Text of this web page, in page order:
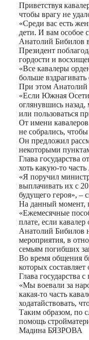
Приветствуя
чтобы врагу не
«Среди вас есть
дети. И вам особое
Анатолий Бибилов
Президент
гордости и
«Все кавалеры
больше
При этом Анатолий
«Если Южная
оглянувшись
или пользоваться
От имени
не собрались,
Он предложил
некоторыми
Глава государства
хоть какую-то
«Я поручил
выплачивать их с
будущего героя», –
На данный момент,
«Ежемесячные
плате, если
Анатолий Бибилов
мероприятия, в
семьям погибших
Во время общения
которых
Глава государства
«Мы воевали за
какая-то часть
ходатайствовать,
Таким образом, по
помощь
Мадина БЯЗРОВА